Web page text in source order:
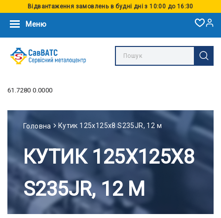
Відвантаження замовлень в будні дні з 10:00 до 16:30
Меню
61.7280 0.0000
Головна Кутик 125х125х8 S235JR, 12 м
КУТИК 125Х125Х8
S235JR, 12 М